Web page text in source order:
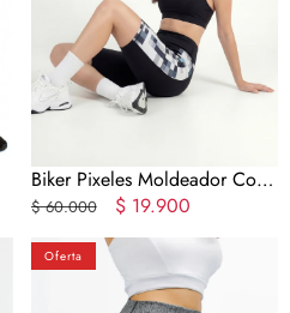
Biker Pixeles Moldeador Con
Bolsillos
Precio
$ 60.000
Precio
en
oferta
$ 19.900
Cachetero
Line
Oferta